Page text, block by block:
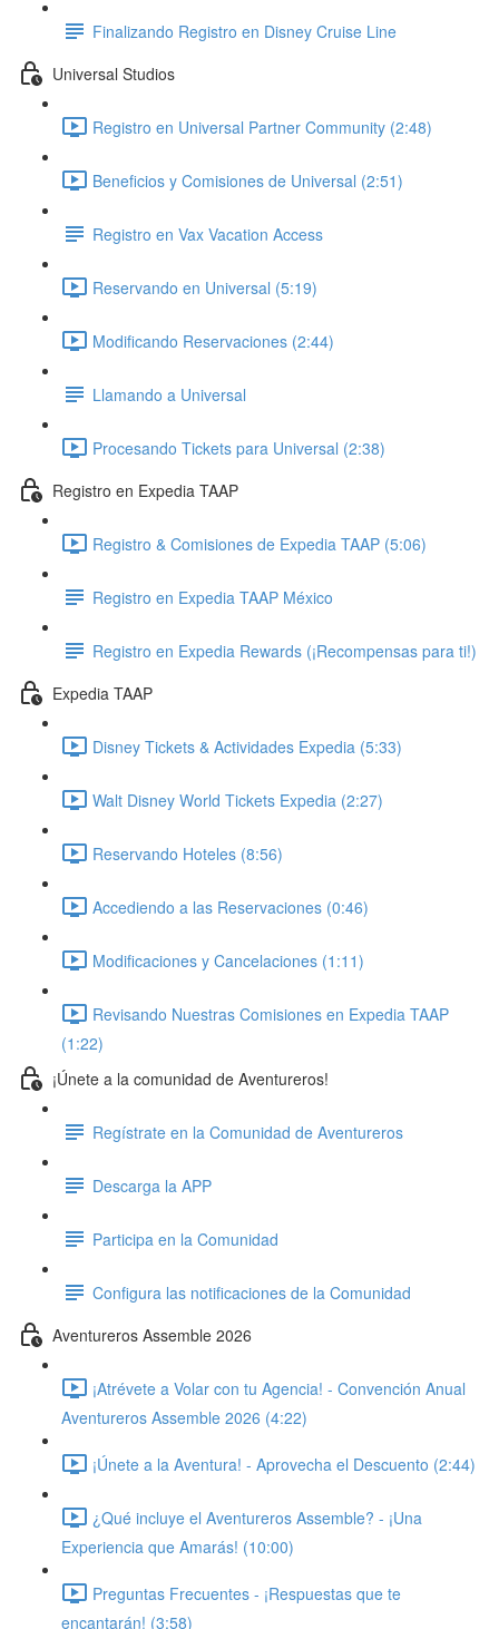
Finalizando Registro en Disney Cruise Line
Universal Studios
Registro en Universal Partner Community (2:48)
Beneficios y Comisiones de Universal (2:51)
Registro en Vax Vacation Access
Reservando en Universal (5:19)
Modificando Reservaciones (2:44)
Llamando a Universal
Procesando Tickets para Universal (2:38)
Registro en Expedia TAAP
Registro & Comisiones de Expedia TAAP (5:06)
Registro en Expedia TAAP México
Registro en Expedia Rewards (¡Recompensas para ti!)
Expedia TAAP
Disney Tickets & Actividades Expedia (5:33)
Walt Disney World Tickets Expedia (2:27)
Reservando Hoteles (8:56)
Accediendo a las Reservaciones (0:46)
Modificaciones y Cancelaciones (1:11)
Revisando Nuestras Comisiones en Expedia TAAP
(1:22)
¡Únete a la comunidad de Aventureros!
Regístrate en la Comunidad de Aventureros
Descarga la APP
Participa en la Comunidad
Configura las notificaciones de la Comunidad
Aventureros Assemble 2026
¡Atrévete a Volar con tu Agencia! - Convención Anual
Aventureros Assemble 2026 (4:22)
¡Únete a la Aventura! - Aprovecha el Descuento (2:44)
¿Qué incluye el Aventureros Assemble? - ¡Una
Experiencia que Amarás! (10:00)
Preguntas Frecuentes - ¡Respuestas que te
encantarán! (3:58)